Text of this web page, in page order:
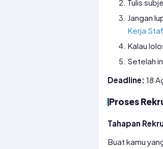
Tulis
Jangan
Kerja
Kalau
Setelah
Deadline: 18
Proses
Tahapan
Buat kamu